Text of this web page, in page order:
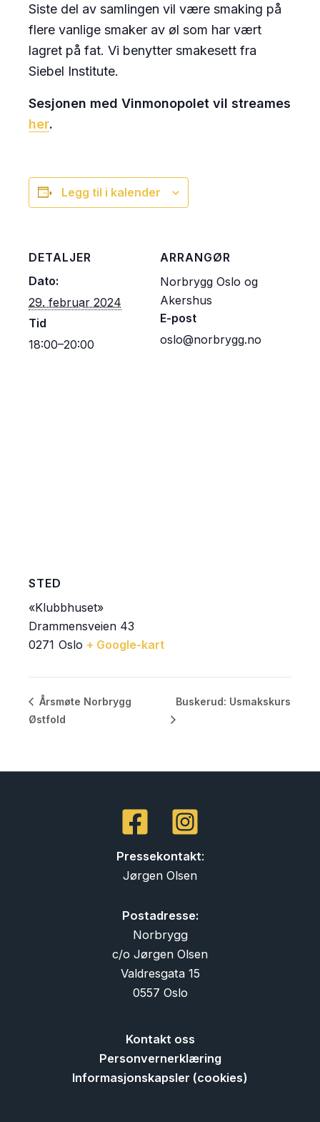
Siste del av samlingen vil være smaking på
flere vanlige smaker av øl som har vært
lagret på fat. Vi benytter smakesett fra
Siebel Institute.
Sesjonen med Vinmonopolet vil streames
her.
Legg til i kalender
DETALJER
Dato:
29. februar 2024
Tid
18:00–20:00
ARRANGØR
Norbrygg Oslo og
Akershus
E-post
oslo@norbrygg.no
STED
«Klubbhuset»
Drammensveien 43
Oslo
0271 + Google-kart
Årsmøte Norbrygg
Østfold
Buskerud: Usmakskurs
Pressekontakt:
Jørgen Olsen
Postadresse:
Norbrygg
c/o Jørgen Olsen
Valdresgata 15
0557 Oslo
Kontakt oss
Personvernerklæring
Informasjonskapsler (cookies)